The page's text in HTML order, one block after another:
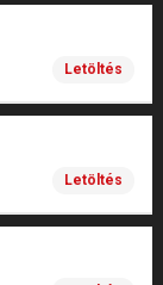
Letöltés
Letöltés